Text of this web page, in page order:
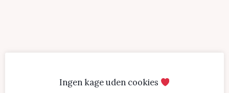
Ingen kage uden cookies